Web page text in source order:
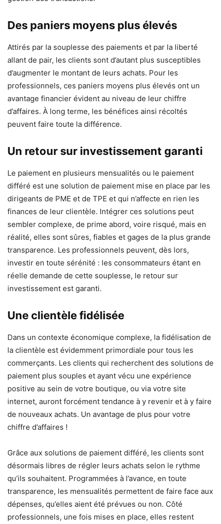
Des paniers moyens plus élevés
Attirés par la souplesse des paiements et par la liberté
allant de pair, les clients sont d’autant plus susceptibles
d’augmenter le montant de leurs achats. Pour les
professionnels, ces paniers moyens plus élevés ont un
avantage financier évident au niveau de leur chiffre
d’affaires. À long terme, les bénéfices ainsi récoltés
peuvent faire toute la différence.
Un retour sur investissement garanti
Le paiement en plusieurs mensualités ou le paiement
différé est une solution de paiement mise en place par les
dirigeants de PME et de TPE et qui n’affecte en rien les
finances de leur clientèle. Intégrer ces solutions peut
sembler complexe, de prime abord, voire risqué, mais en
réalité, elles sont sûres, fiables et gages de la plus grande
transparence. Les professionnels peuvent, dès lors,
investir en toute sérénité : les consommateurs étant en
réelle demande de cette souplesse, le retour sur
investissement est garanti.
Une clientèle fidélisée
Dans un contexte économique complexe, la fidélisation de
la clientèle est évidemment primordiale pour tous les
commerçants. Les clients qui recherchent des solutions de
paiement plus souples et ayant vécu une expérience
positive au sein de votre boutique, ou via votre site
internet, auront forcément tendance à y revenir et à y faire
de nouveaux achats. Un avantage de plus pour votre
chiffre d’affaires !
Grâce aux solutions de paiement différé, les clients sont
désormais libres de régler leurs achats selon le rythme
qu’ils souhaitent. Programmées à l’avance, en toute
transparence, les mensualités permettent de faire face aux
dépenses, qu’elles aient été prévues ou non. Côté
professionnels, une fois mises en place, elles restent